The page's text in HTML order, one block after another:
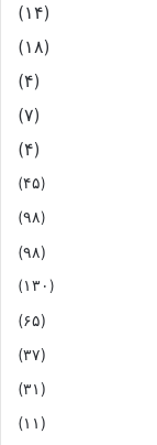
(۱۴)
(۱۸)
(۴)
(۷)
(۴)
(۴۵)
(۹۸)
(۹۸)
(۱۳۰)
(۶۵)
(۳۷)
(۳۱)
(۱۱)